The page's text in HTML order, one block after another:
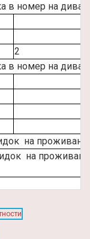
в номер на диван
2
в номер на диван
на
на